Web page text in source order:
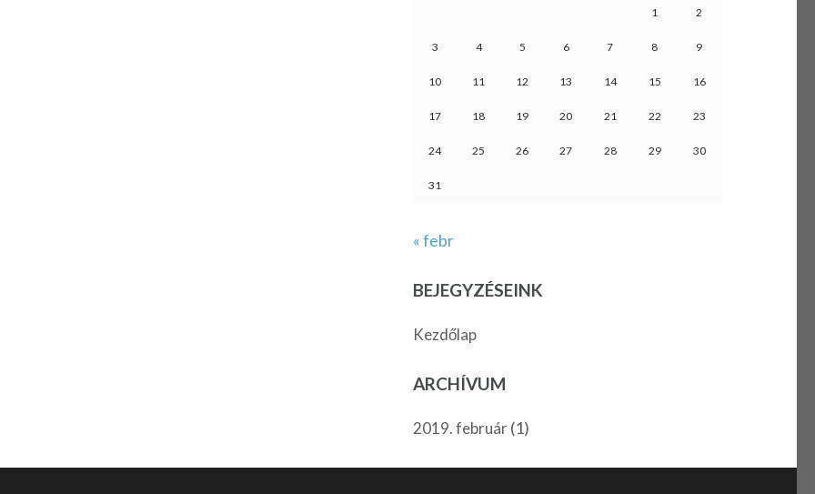
1 2
3 4 5 6 7 8 9
10 11 12 13 14 15 16
17 18 19 20 21 22 23
24 25 26 27 28 29 30
31
« febr
BEJEGYZÉSEINK
Kezdőlap
ARCHÍVUM
2019. február(1)